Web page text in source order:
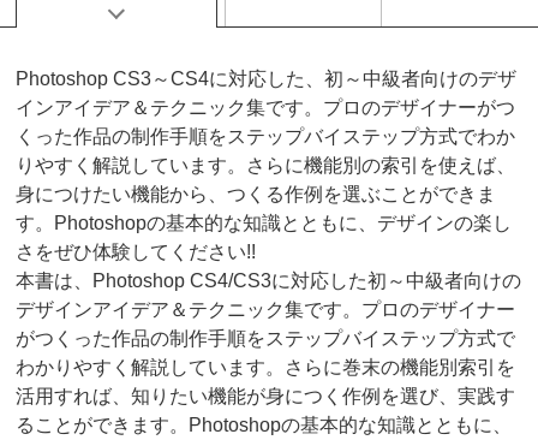
Photoshop CS3～CS4に対応した、初～中級者向けのデザ
インアイデア＆テクニック集です。プロのデザイナーがつ
くった作品の制作手順をステップバイステップ方式でわか
りやすく解説しています。さらに機能別の索引を使えば、
身につけたい機能から、つくる作例を選ぶことができま
す。Photoshopの基本的な知識とともに、デザインの楽し
さをぜひ体験してください!!
本書は、Photoshop CS4/CS3に対応した初～中級者向けの
デザインアイデア＆テクニック集です。プロのデザイナー
がつくった作品の制作手順をステップバイステップ方式で
わかりやすく解説しています。さらに巻末の機能別索引を
活用すれば、知りたい機能が身につく作例を選び、実践す
ることができます。Photoshopの基本的な知識とともに、